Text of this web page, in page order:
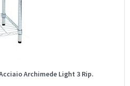
Archimede Light 3 Rip.